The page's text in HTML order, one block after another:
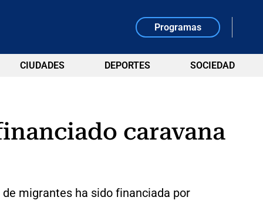
Programas
CIUDADES DEPORTES SOCIEDAD
caravana
migrantes ha sido financiada por